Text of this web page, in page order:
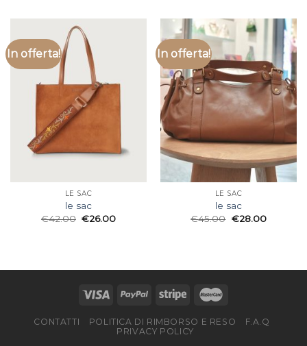
In offerta!
LE SAC
le sac
€42.00 €26.00
In offerta!
LE SAC
le sac
€45.00 €28.00
CONTATTI POLITICA DI RIMBORSO E RESO
F.A.Q
PRIVACY POLICY